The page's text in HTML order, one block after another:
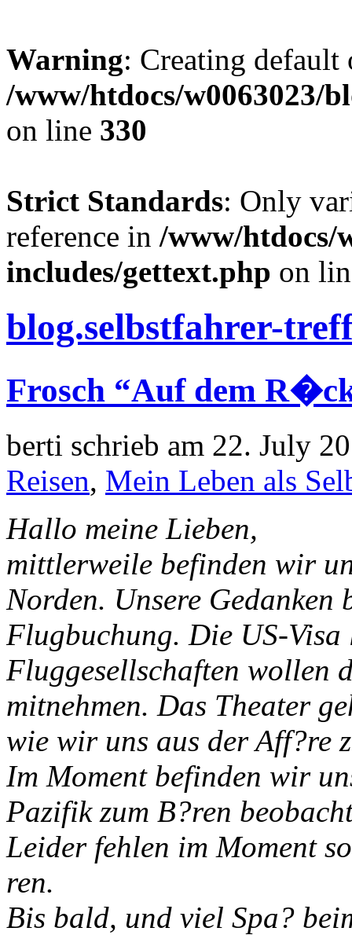
Warning: Creating
/www/htdocs/w0063023/
on line 330
Strict Standards: Only
reference in /www/htdocs/
includes/gettext.php on
blog.selbstfahrer-
Frosch “Auf dem
berti schrieb am 22. July
Reisen, Mein Leben als
Hallo meine Lieben,
mittlerweile befinden wir
Norden. Unsere Gedanken
Flugbuchung. Die US-
Fluggesellschaften wollen
mitnehmen. Das Theater
wie wir uns aus der Aff?re
Im Moment befinden wir
Pazifik zum B?ren
Leider fehlen im Moment
ren.
Bis bald, und viel Spa?